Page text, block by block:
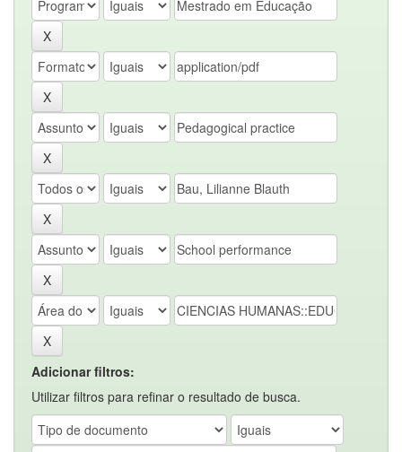
Adicionar filtros:
Utilizar filtros para refinar o resultado de busca.